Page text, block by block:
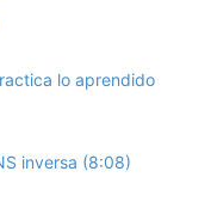
lo aprendido
inversa (8:08)